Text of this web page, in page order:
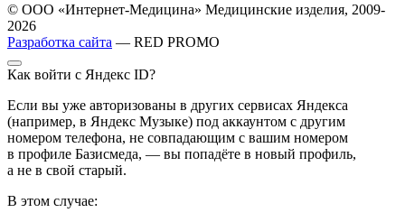
© ООО «Интернет-Медицина» Медицинские изделия, 2009-
2026
Разработка сайта — RED PROMO
Как войти с Яндекс ID?
Если вы уже авторизованы в других сервисах Яндекса
(например, в Яндекс Музыке) под аккаунтом с другим
номером телефона, не совпадающим с вашим номером
в профиле Базисмеда, — вы попадёте в новый профиль,
а не в свой старый.
В этом случае: